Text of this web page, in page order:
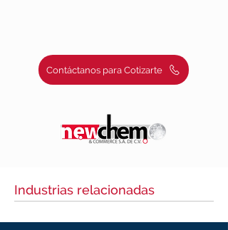
Contáctanos para Cotizarte
Industrias relacionadas